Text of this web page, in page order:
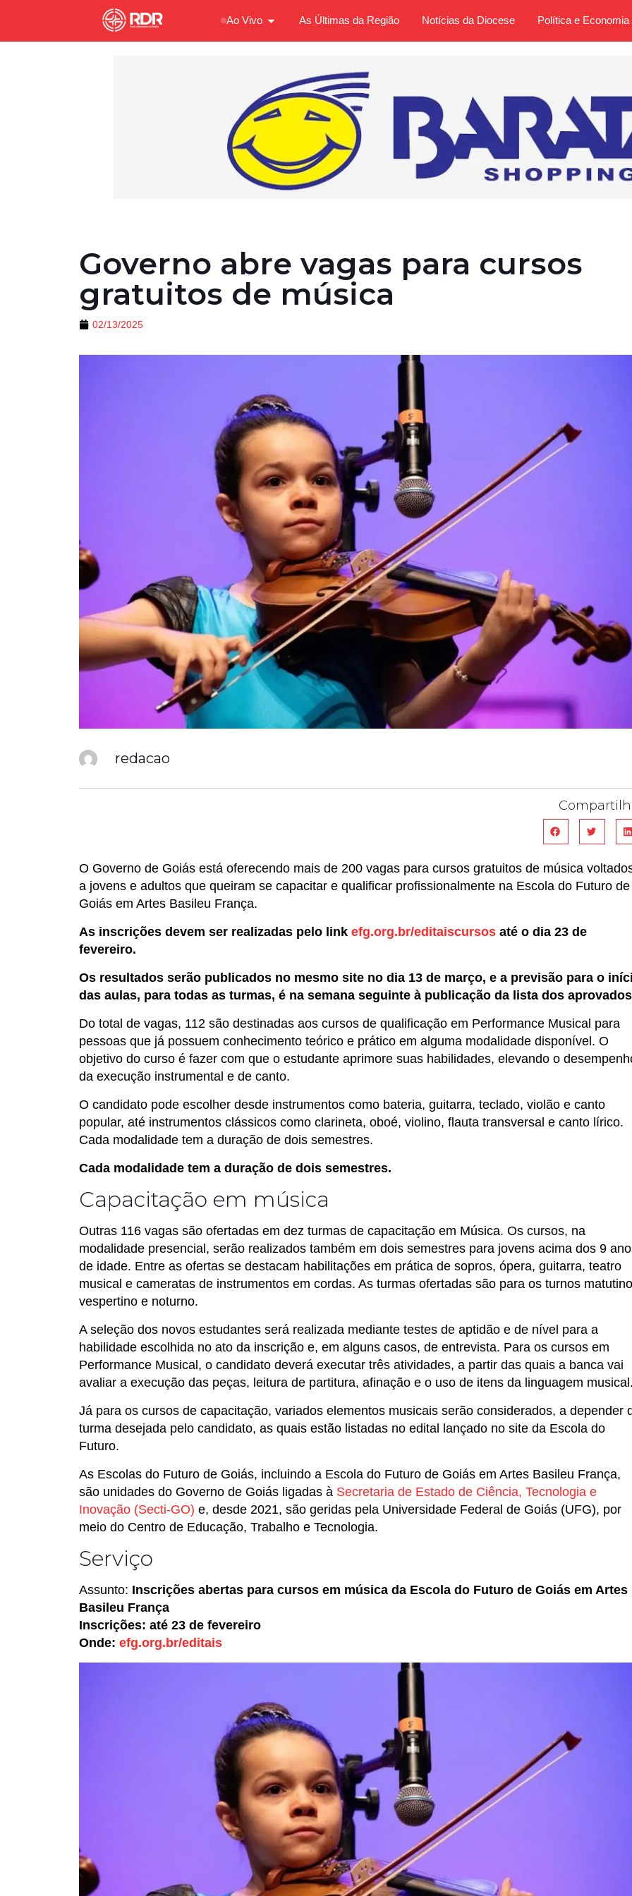
Ao Vivo As Últimas da Região Notícias da Diocese Política e Economia
Governo abre vagas para cursos
gratuitos de música
02/13/2025
redacao
O Governo de Goiás está oferecendo mais de 200 vagas para cursos gratuitos de música
a jovens e adultos que queiram se capacitar e qualificar profissionalmente na Escola do Futuro de
Goiás em Artes Basileu França.
As inscrições devem ser realizadas pelo link efg.org.br/editaiscursos até o dia 23 de
fevereiro.
Os resultados serão publicados no mesmo site no dia 13 de março, e a previsão para o
das aulas, para todas as turmas, é na semana seguinte à publicação da lista dos
Do total de vagas, 112 são destinadas aos cursos de qualificação em Performance Musical para
pessoas que já possuem conhecimento teórico e prático em alguma modalidade disponível. O
objetivo do curso é fazer com que o estudante aprimore suas habilidades, elevando o
da execução instrumental e de canto.
O candidato pode escolher desde instrumentos como bateria, guitarra, teclado, violão e canto
popular, até instrumentos clássicos como clarineta, oboé, violino, flauta transversal e canto lírico.
Cada modalidade tem a duração de dois semestres.
Cada modalidade tem a duração de dois semestres.
Capacitação em música
Outras 116 vagas são ofertadas em dez turmas de capacitação em Música. Os cursos, na
modalidade presencial, serão realizados também em dois semestres para jovens acima dos 9
de idade. Entre as ofertas se destacam habilitações em prática de sopros, ópera, guitarra, teatro
musical e cameratas de instrumentos em cordas. As turmas ofertadas são para os turnos
vespertino e noturno.
A seleção dos novos estudantes será realizada mediante testes de aptidão e de nível para a
habilidade escolhida no ato da inscrição e, em alguns casos, de entrevista. Para os cursos em
Performance Musical, o candidato deverá executar três atividades, a partir das quais a banca vai
avaliar a execução das peças, leitura de partitura, afinação e o uso de itens da linguagem musical.
Já para os cursos de capacitação, variados elementos musicais serão considerados, a depender
turma desejada pelo candidato, as quais estão listadas no edital lançado no site da Escola do
Futuro.
As Escolas do Futuro de Goiás, incluindo a Escola do Futuro de Goiás em Artes Basileu França,
são unidades do Governo de Goiás ligadas à Secretaria de Estado de Ciência, Tecnologia e
Inovação (Secti-GO) e, desde 2021, são geridas pela Universidade Federal de Goiás (UFG), por
meio do Centro de Educação, Trabalho e Tecnologia.
Serviço
Assunto: Inscrições abertas para cursos em música da Escola do Futuro de Goiás em Artes
Basileu França
Inscrições: até 23 de fevereiro
Onde: efg.org.br/editais